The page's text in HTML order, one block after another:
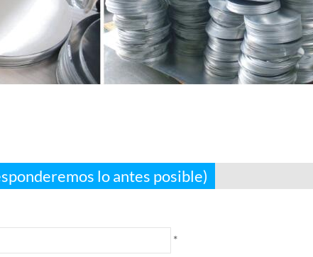
lo antes posible)
*